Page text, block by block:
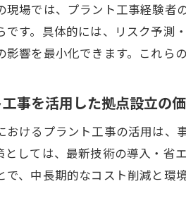
現場では、プラント工事経験者
です。具体的には、リスク予測
影響を最小化できます。これら
事を活用した拠点設立の
おけるプラント工事の活用は、
としては、最新技術の導入・省
で、中長期的なコスト削減と環